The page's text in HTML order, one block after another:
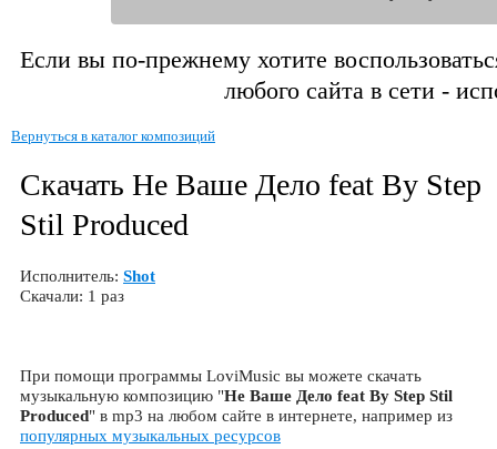
Если вы по-прежнему хотите
любого сайта в сети -
Вернуться в каталог композиций
Скачать Не Ваше Дело feat By Step
Stil Produced
Исполнитель: Shot
Скачали: 1 раз
При помощи программы LoviMusic вы можете скачать
музыкальную композицию "Не Ваше Дело feat By Step Stil
Produced" в mp3 на любом сайте в интернете, например из
популярных музыкальных ресурсов